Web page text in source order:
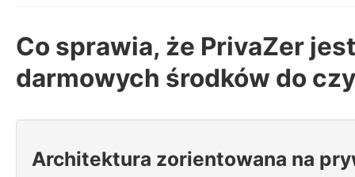
Co sprawia, że PrivaZer
darmowych środków do
Architektura zorientowana na